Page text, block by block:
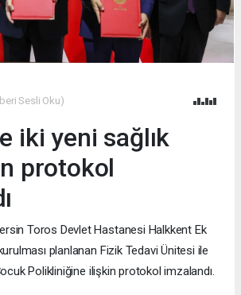
Sesli Oku)
iki yeni sağlık
protokol
Toros Devlet Hastanesi Halkkent Ek
planlanan Fizik Tedavi Ünitesi ile
Polikliniğine ilişkin protokol imzalandı.